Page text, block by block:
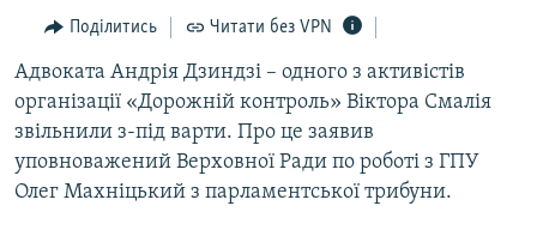
Перейти
пошуку
ПОГЛЯД
ІНТЕРВ'Ю
ВСЕ ЗА ДЕНЬ
СПЕЦПРОЕКТИ
ДЕПОРТАЦІЯ
ЯК ОБІЙТИ БЛОКУВАННЯ
Поділитись Читати без VPN
Адвоката Андрія Дзиндзі – одного з активістів
організації «Дорожній контроль» Віктора Смалія
звільнили з-під варти. Про це заявив
уповноважений Верховної Ради по роботі з ГПУ
Олег Махніцький з парламентської трибуни.